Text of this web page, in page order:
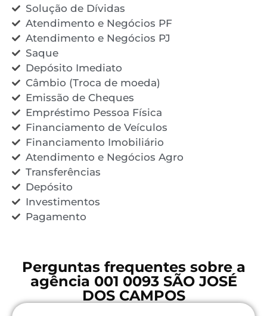
Solução de Dívidas
Atendimento e Negócios PF
Atendimento e Negócios PJ
Saque
Depósito Imediato
Câmbio (Troca de moeda)
Emissão de Cheques
Empréstimo Pessoa Física
Financiamento de Veículos
Financiamento Imobiliário
Atendimento e Negócios Agro
Transferências
Depósito
Investimentos
Pagamento
Perguntas frequentes sobre a
agência 001 0093 SÃO JOSÉ
DOS CAMPOS